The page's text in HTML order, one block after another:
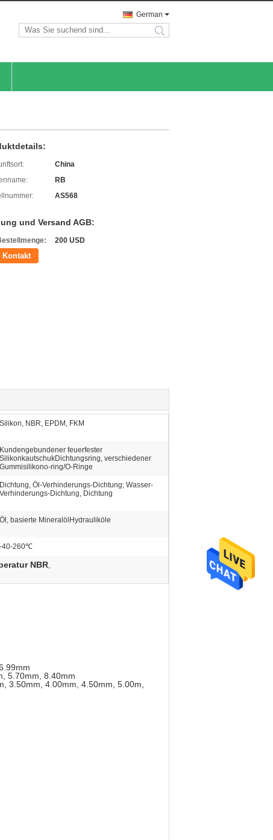
German
search
China
RB
AS568
und Versand AGB:
200 USD
Kontakt
Silikon, NBR, EPDM, FKM
Kundengebundener feuerfester
SilikonkautschukDichtungsring, verschiedener
Gummisilikono-ring/O-Ringe
Dichtung, Öl-Verhinderungs-Dichtung; Wasser-
Verhinderungs-Dichtung, Dichtung
Öl, basierte MineralölHydrauliköle
-40-260℃
NBR,
5.70mm, 8.40mm
3.50mm, 4.00mm, 4.50mm, 5.00m,